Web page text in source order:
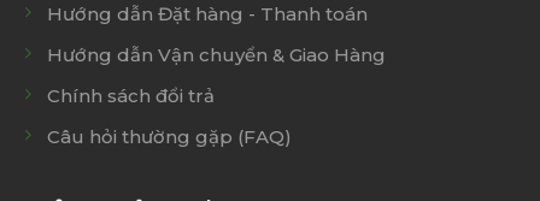
Hướng dẫn Đặt hàng - Thanh toán
Hướng dẫn Vận chuyển & Giao Hàng
Chính sách đổi trả
Câu hỏi thường gặp (FAQ)